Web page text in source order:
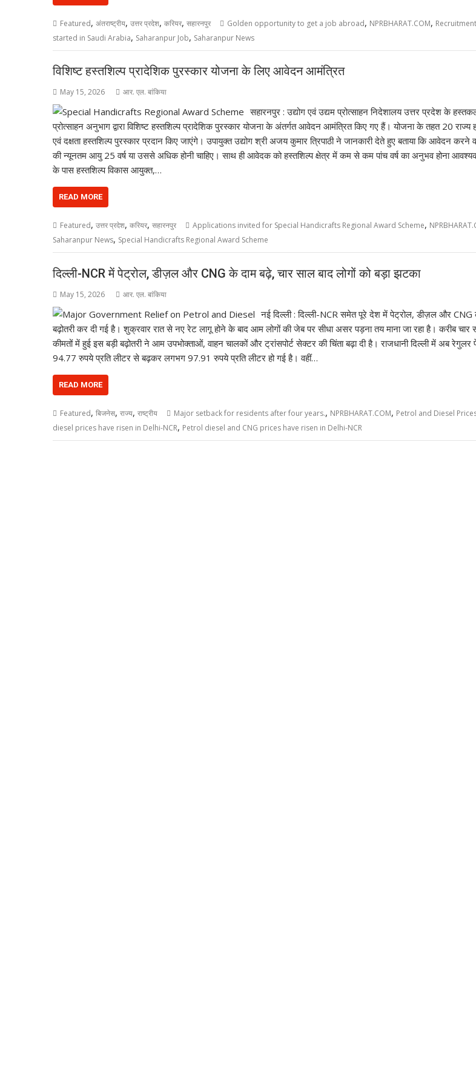
Featured, अंतराष्ट्रीय, उत्तर प्रदेश, करियर, सहारनपुर Golden opportunity to get a job abroad, NPRBHARAT.COM,
started in Saudi Arabia, Saharanpur Job, Saharanpur News
विशिष्ट हस्तशिल्प प्रादेशिक पुरस्कार योजना के लिए आवेदन आमंत्रित
May 15, 2026 आर. एल. बांकिया
सहारनपुर : उद्योग एवं उद्यम प्रोत्साहन निदेशालय उत्तर प्रदेश के
प्रोत्साहन अनुभाग द्वारा विशिष्ट हस्तशिल्प प्रादेशिक पुरस्कार योजना के अंतर्गत आवेदन आमंत्रित किए गए हैं। योजना के तहत 20 राज्य
एवं दक्षता हस्तशिल्प पुरस्कार प्रदान किए जाएंगे। उपायुक्त उद्योग श्री अजय कुमार त्रिपाठी ने जानकारी देते हुए बताया कि आवेदन करने
की न्यूनतम आयु 25 वर्ष या उससे अधिक होनी चाहिए। साथ ही आवेदक को हस्तशिल्प क्षेत्र में कम से कम पांच वर्ष का अनुभव होना
के पास हस्तशिल्प विकास आयुक्त,…
READ MORE
Featured, उत्तर प्रदेश, करियर, सहारनपुर Applications invited for Special Handicrafts Regional Award Scheme,
Saharanpur News, Special Handicrafts Regional Award Scheme
दिल्ली-NCR में पेट्रोल, डीज़ल और CNG के दाम बढ़े, चार साल बाद लोगों को बड़ा झटका
May 15, 2026 आर. एल. बांकिया
नई दिल्ली : दिल्ली-NCR समेत पूरे देश में पेट्रोल, डीज़ल और CNG
बढ़ोतरी कर दी गई है। शुक्रवार रात से नए रेट लागू होने के बाद आम लोगों की जेब पर सीधा असर पड़ना तय माना जा रहा है। करीब चार
कीमतों में हुई इस बड़ी बढ़ोतरी ने आम उपभोक्ताओं, वाहन चालकों और ट्रांसपोर्ट सेक्टर की चिंता बढ़ा दी है। राजधानी दिल्ली में अब रेगुलर
94.77 रुपये प्रति लीटर से बढ़कर लगभग 97.91 रुपये प्रति लीटर हो गई है। वहीं…
READ MORE
Featured, बिजनेस, राज्य, राष्ट्रीय Major setback for residents after four years., NPRBHARAT.COM, Petrol and Diesel
diesel prices have risen in Delhi-NCR, Petrol diesel and CNG prices have risen in Delhi-NCR